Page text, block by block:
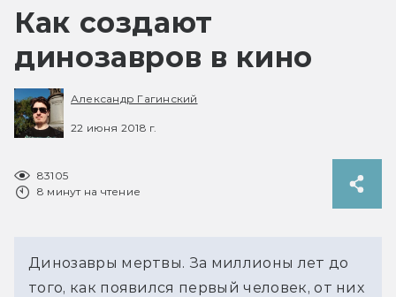
Как создают
динозавров в кино
Александр Гагинский
22 июня 2018 г.
83105
8 минут на чтение
Динозавры мертвы. За миллионы лет до
того, как появился первый человек, от них